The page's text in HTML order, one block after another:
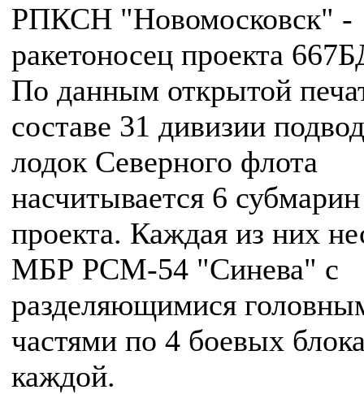
РПКСН "Новомосковск" -
ракетоносец проекта
По данным открытой
составе 31 дивизии
лодок Северного флота
насчитывается 6 субмарин
проекта. Каждая из них
МБР РСМ-54 "Синева" с
разделяющимися
частями по 4 боевых
каждой.